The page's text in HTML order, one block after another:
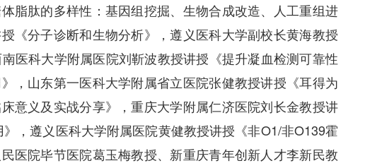
脂肽的多样性：基因组挖掘、生物合成改造、人工重组进
《分子诊断和生物分析》，遵义医科大学副校长黄海教授
医科大学附属医院刘靳波教授讲授《提升凝血检测可靠性
，山东第一医科大学附属省立医院张健教授讲授《耳得为
意义及实战分享》，重庆大学附属仁济医院刘长金教授讲
，遵义医科大学附属医院黄健教授讲授《非O1/非O139霍
医院毕节医院葛玉梅教授、新重庆青年创新人才李新民教